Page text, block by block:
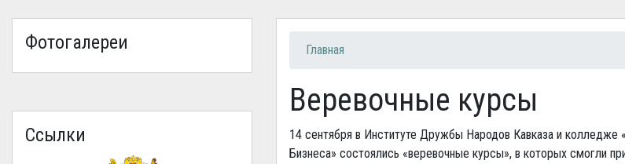
Фотогалереи
Ссылки
Вы здесь
Главная
Веревочные курсы
14 сентября в Институте Дружбы Народов Кавказа и колледже
Бизнеса» состоялись «веревочные курсы», в которых смогли